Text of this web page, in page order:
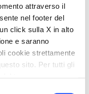
attraverso il
nel footer del
click sulla X in alto
e saranno
cookie strettamente
sito. Per tutti gli
delle